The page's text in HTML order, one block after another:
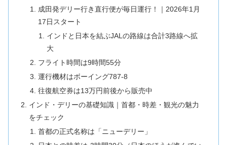
成田発デリー行き直行便が毎日運行！｜2026年1月
17日スタート
インドと日本を結ぶJALの路線は合計3路線へ拡
大
フライト時間は9時間55分
運行機材はボーイング787-8
往復航空券は13万円前後から販売中
インド・デリーの基礎知識｜首都・時差・観光の魅力
をチェック
首都の正式名称は「ニューデリー」